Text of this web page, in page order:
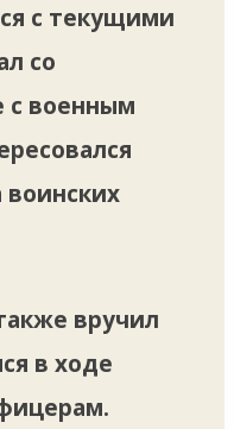
с текущими
со
с военным
вручил
в ходе